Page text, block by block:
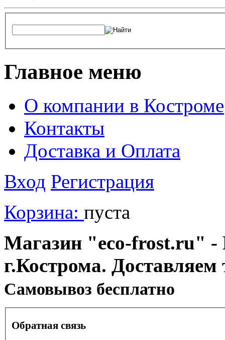
Главное меню
О компании в Костроме
Контакты
Доставка и Оплата
Вход Регистрация
Корзина: пуста
Магазин "eco-frost.ru" -
г.Кострома.
Cамовывоз бесплатно
Обратная связь